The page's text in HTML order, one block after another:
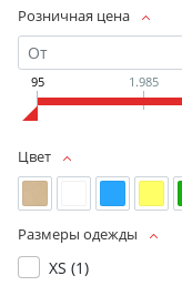
Розничная цена
95 1.985
Цвет
Размеры одежды
XS (1)